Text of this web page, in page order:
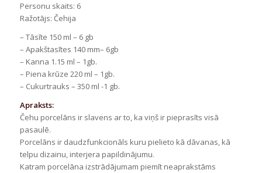
Personu skaits: 6
Ražotājs: Čehija
– Tāsīte 150 ml – 6 gb
– Apakštasītes 140 mm– 6gb
– Kanna 1.15 ml – 1gb.
– Piena krūze 220 ml – 1gb.
– Cukurtrauks – 350 ml -1 gb.
Apraksts:
Čehu porcelāns ir slavens ar to, ka viņš ir pieprasīts visā
pasaulē.
Porcelāns ir daudzfunkcionāls kuru pielieto kā dāvanas, kā
telpu dizainu, interjera papildinājumu.
Katram porcelāna izstrādājumam piemīt neaprakstāms